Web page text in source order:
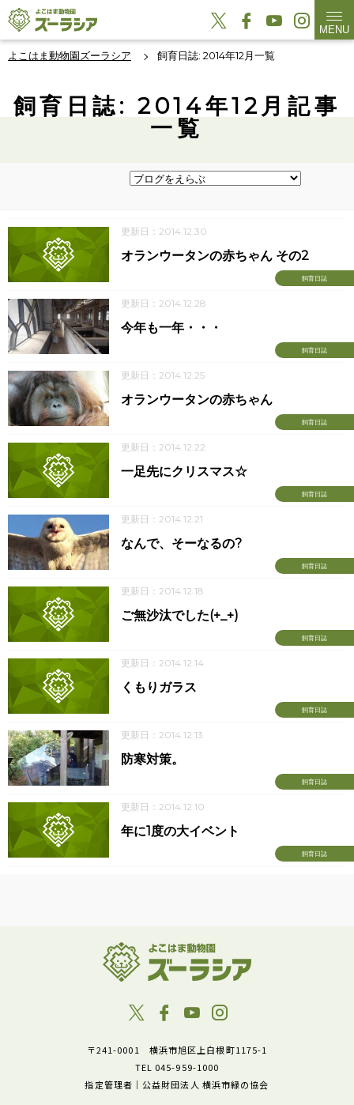
MENU
よこはま動物園ズーラシア 飼育日誌: 2014年12月一覧
飼育日誌: 2014年12月記事
一覧
更新日：2014.12.30
飼育日誌
オランウータンの赤ちゃん その2
更新日：2014.12.28
飼育日誌
今年も一年・・・
更新日：2014.12.25
飼育日誌
オランウータンの赤ちゃん
更新日：2014.12.22
飼育日誌
一足先にクリスマス☆
更新日：2014.12.21
飼育日誌
なんで、そーなるの?
更新日：2014.12.18
飼育日誌
ご無沙汰でした(+_+)
更新日：2014.12.14
飼育日誌
くもりガラス
更新日：2014.12.13
飼育日誌
防寒対策。
更新日：2014.12.10
飼育日誌
年に1度の大イベント
〒241-0001 横浜市旭区上白根町1175-1
TEL 045-959-1000
指定管理者｜公益財団法人 横浜市緑の協会